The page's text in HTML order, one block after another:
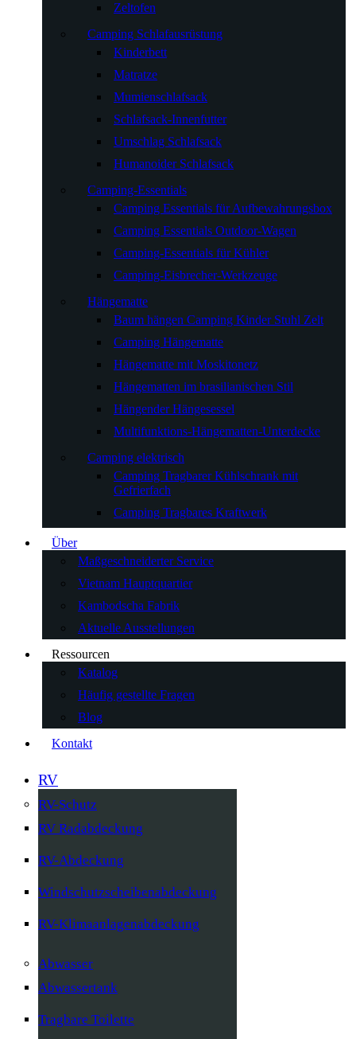
Zeltofen
Camping Schlafausrüstung
Kinderbett
Matratze
Mumienschlafsack
Schlafsack-Innenfutter
Umschlag Schlafsack
Humanoider Schlafsack
Camping-Essentials
Camping Essentials für Aufbewahrungsbox
Camping Essentials Outdoor-Wagen
Camping-Essentials für Kühler
Camping-Eisbrecher-Werkzeuge
Hängematte
Baum hängen Camping Kinder Stuhl Zelt
Camping Hängematte
Hängematte mit Moskitonetz
Hängematten im brasilianischen Stil
Hängender Hängesessel
Multifunktions-Hängematten-Unterdecke
Camping elektrisch
Camping Tragbarer Kühlschrank mit
Gefrierfach
Camping Tragbares Kraftwerk
Über
Maßgeschneiderter Service
Vietnam Hauptquartier
Kambodscha Fabrik
Aktuelle Ausstellungen
Ressourcen
Katalog
Häufig gestellte Fragen
Blog
Kontakt
RV
RV-Schutz
RV Radabdeckung
RV-Abdeckung
Windschutzscheibenabdeckung
RV-Klimaanlagenabdeckung
Abwasser
Abwassertank
Tragbare Toilette